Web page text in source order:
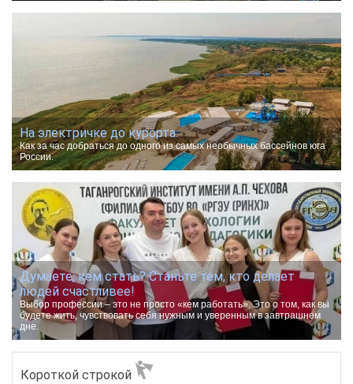
На электричке до курорта.
Как за час добраться до одного из самых необычных бассейнов юга
России.
Думаете, кем стать? Станьте тем, кто делает
людей счастливее!
Выбор профессии – это не просто «кем работать». Это о том, как вы
будете жить, чувствовать себя нужным и уверенным в завтрашнем
дне.
Короткой строкой